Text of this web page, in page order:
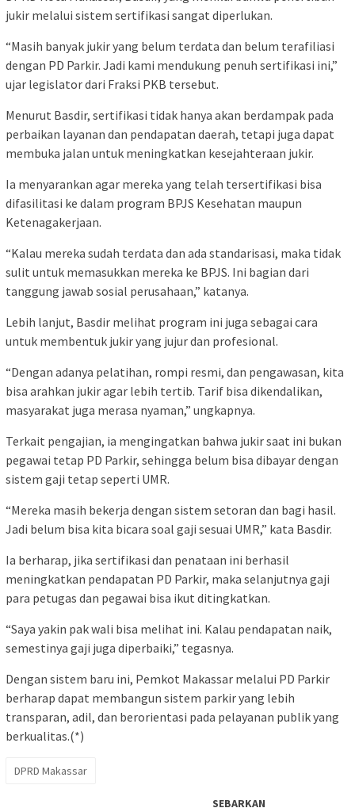
jukir melalui sistem sertifikasi sangat diperlukan.
“Masih banyak jukir yang belum terdata dan belum terafiliasi
dengan PD Parkir. Jadi kami mendukung penuh sertifikasi ini,”
ujar legislator dari Fraksi PKB tersebut.
Menurut Basdir, sertifikasi tidak hanya akan berdampak pada
perbaikan layanan dan pendapatan daerah, tetapi juga dapat
membuka jalan untuk meningkatkan kesejahteraan jukir.
Ia menyarankan agar mereka yang telah tersertifikasi bisa
difasilitasi ke dalam program BPJS Kesehatan maupun
Ketenagakerjaan.
“Kalau mereka sudah terdata dan ada standarisasi, maka tidak
sulit untuk memasukkan mereka ke BPJS. Ini bagian dari
tanggung jawab sosial perusahaan,” katanya.
Lebih lanjut, Basdir melihat program ini juga sebagai cara
untuk membentuk jukir yang jujur dan profesional.
“Dengan adanya pelatihan, rompi resmi, dan pengawasan, kita
bisa arahkan jukir agar lebih tertib. Tarif bisa dikendalikan,
masyarakat juga merasa nyaman,” ungkapnya.
Terkait pengajian, ia mengingatkan bahwa jukir saat ini bukan
pegawai tetap PD Parkir, sehingga belum bisa dibayar dengan
sistem gaji tetap seperti UMR.
“Mereka masih bekerja dengan sistem setoran dan bagi hasil.
Jadi belum bisa kita bicara soal gaji sesuai UMR,” kata Basdir.
Ia berharap, jika sertifikasi dan penataan ini berhasil
meningkatkan pendapatan PD Parkir, maka selanjutnya gaji
para petugas dan pegawai bisa ikut ditingkatkan.
“Saya yakin pak wali bisa melihat ini. Kalau pendapatan naik,
semestinya gaji juga diperbaiki,” tegasnya.
Dengan sistem baru ini, Pemkot Makassar melalui PD Parkir
berharap dapat membangun sistem parkir yang lebih
transparan, adil, dan berorientasi pada pelayanan publik yang
berkualitas.(*)
DPRD Makassar
SEBARKAN